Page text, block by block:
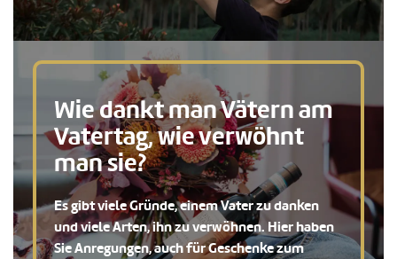
Wie dankt man Vätern am
Vatertag, wie verwöhnt
man sie?
Es gibt viele Gründe, einem Vater zu danken
und viele Arten, ihn zu verwöhnen. Hier haben
Sie Anregungen, auch für Geschenke zum